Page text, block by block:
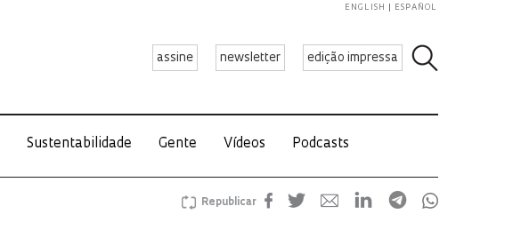
assine newsletter edição impressa
ENGLISH ESPAÑOL
Sustentabilidade Gente Vídeos Podcasts
Republicar